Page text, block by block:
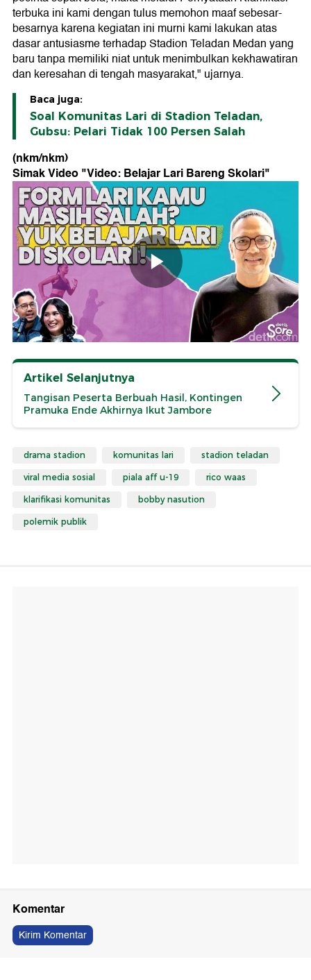
terbuka ini kami dengan tulus memohon maaf sebesar-
besarnya karena kegiatan ini murni kami lakukan atas
dasar antusiasme terhadap Stadion Teladan Medan yang
baru tanpa memiliki niat untuk menimbulkan kekhawatiran
dan keresahan di tengah masyarakat," ujarnya.
Baca juga:
Soal Komunitas Lari di Stadion Teladan,
Gubsu: Pelari Tidak 100 Persen Salah
(nkm/nkm)
Simak Video "Video: Belajar Lari Bareng Skolari"
Artikel Selanjutnya
Tangisan Peserta Berbuah Hasil, Kontingen
Pramuka Ende Akhirnya Ikut Jambore
drama stadion komunitas lari stadion teladan
viral media sosial piala aff u-19 rico waas
klarifikasi komunitas bobby nasution
polemik publik
Komentar
Kirim Komentar